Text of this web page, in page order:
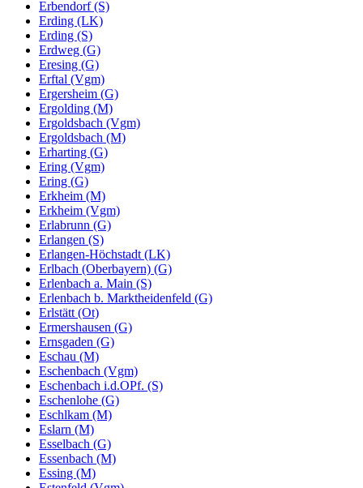
Erbendorf (S)
Erding (LK)
Erding (S)
Erdweg (G)
Eresing (G)
Erftal (Vgm)
Ergersheim (G)
Ergolding (M)
Ergoldsbach (Vgm)
Ergoldsbach (M)
Erharting (G)
Ering (Vgm)
Ering (G)
Erkheim (M)
Erkheim (Vgm)
Erlabrunn (G)
Erlangen (S)
Erlangen-Höchstadt (LK)
Erlbach (Oberbayern) (G)
Erlenbach a. Main (S)
Erlenbach b. Marktheidenfeld (G)
Erlstätt (Ot)
Ermershausen (G)
Ernsgaden (G)
Eschau (M)
Eschenbach (Vgm)
Eschenbach i.d.OPf. (S)
Eschenlohe (G)
Eschlkam (M)
Eslarn (M)
Esselbach (G)
Essenbach (M)
Essing (M)